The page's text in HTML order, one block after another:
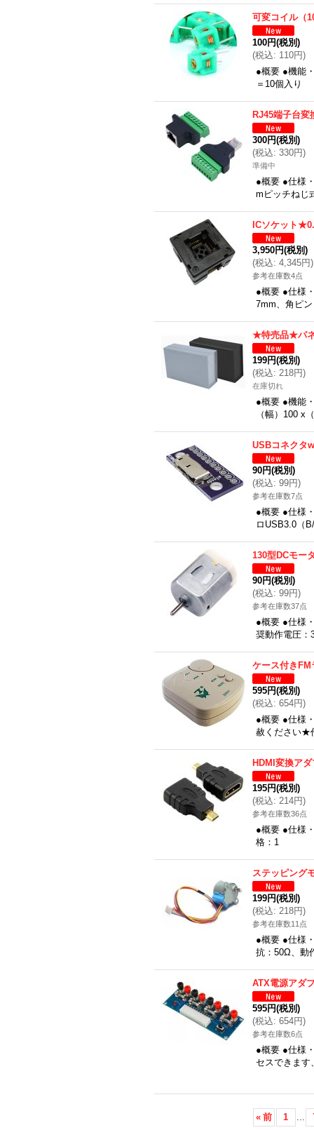
可変コイル（
100円(税別)
(税込: 110円)
●概要 ●機能
＝10個入り
RJ45端子台変
300円(税別)
(税込: 330円)
準備中
●概要 ●仕様
mピッチねじ
ICソケット
3,950円(税別)
(税込: 4,345円)
参考在庫数4点
●概要 ●仕様
7mm、角ピ
★特売品★パ
199円(税別)
(税込: 218円)
在庫切れ
●概要 ●機能
（幅）100 x
USBコネクタ
90円(税別)
(税込: 99円)
参考在庫数7点
●概要 ●仕様
ロUSB3.0（
130型DCモー
90円(税別)
(税込: 99円)
参考在庫数37点
●概要 ●仕様
奨動作電圧
ケース付きFM
595円(税別)
(税込: 654円)
●概要 ●仕様
赦ください★
HDMI変換ア
195円(税別)
(税込: 214円)
参考在庫数36点
●概要 ●仕様
格：1
ステッピング
199円(税別)
(税込: 218円)
参考在庫数11点
●概要 ●仕様
抗：50Ω、動
ATX電源アダ
595円(税別)
(税込: 654円)
参考在庫数6点
●概要 ●仕様
セスできま
« 前 1 ...